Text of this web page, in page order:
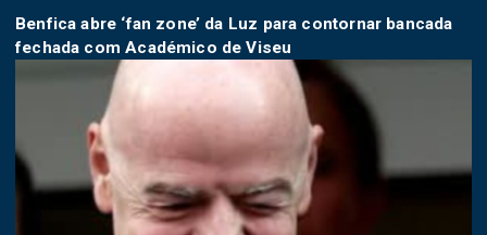
Benfica abre ‘fan zone’ da Luz para contornar bancada
fechada com Académico de Viseu